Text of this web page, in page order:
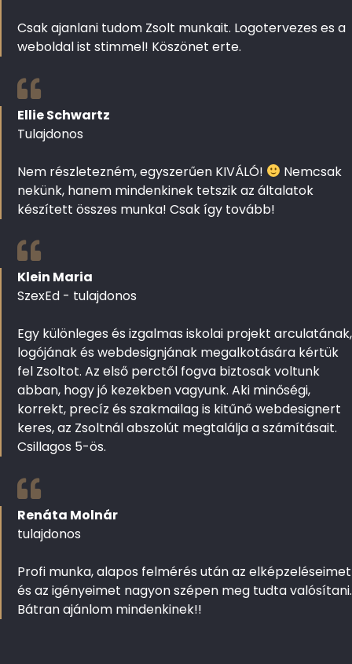
Csak ajanlani tudom Zsolt munkait. Logotervezes es a
weboldal ist stimmel! Köszönet erte.
Ellie Schwartz
Tulajdonos
Nem részletezném, egyszerűen KIVÁLÓ!
Nemcsak
nekünk, hanem mindenkinek tetszik az általatok
készített összes munka! Csak így tovább!
Klein Maria
SzexEd - tulajdonos
Egy különleges és izgalmas iskolai projekt arculatának,
logójának és webdesignjának megalkotására kértük
fel Zsoltot. Az első perctől fogva biztosak voltunk
abban, hogy jó kezekben vagyunk. Aki minőségi,
korrekt, precíz és szakmailag is kitűnő webdesignert
keres, az Zsoltnál abszolút megtalálja a számításait.
Csillagos 5-ös.
Renáta Molnár
tulajdonos
Profi munka, alapos felmérés után az elképzeléseimet
és az igényeimet nagyon szépen meg tudta valósítani.
Bátran ajánlom mindenkinek!!